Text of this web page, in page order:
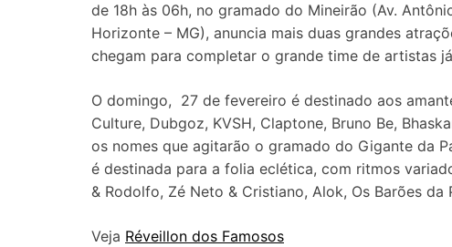
de 18h às 06h, no gramado do Mineirão (Av.
Horizonte – MG), anuncia mais duas grandes
chegam para completar o grande time de artistas
O domingo, 27 de fevereiro é destinado aos
Culture, Dubgoz, KVSH, Claptone, Bruno Be,
os nomes que agitarão o gramado do Gigante da
é destinada para a folia eclética, com ritmos
& Rodolfo, Zé Neto & Cristiano, Alok, Os Barões da
Veja Réveillon dos Famosos